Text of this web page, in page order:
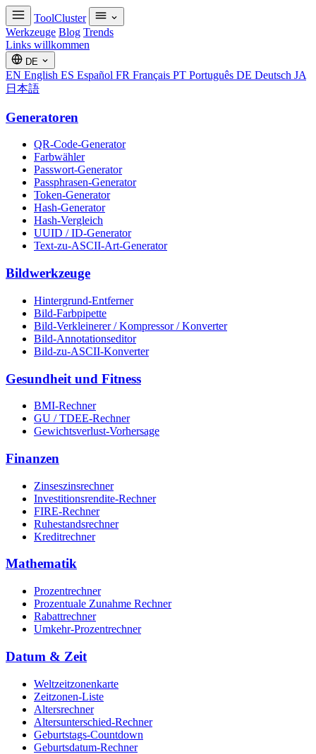
ToolCluster
Werkzeuge Blog Trends
Links willkommen
DE
EN English ES Español FR Français PT Português DE Deutsch JA
日本語
Generatoren
QR-Code-Generator
Farbwähler
Passwort-Generator
Passphrasen-Generator
Token-Generator
Hash-Generator
Hash-Vergleich
UUID / ID-Generator
Text-zu-ASCII-Art-Generator
Bildwerkzeuge
Hintergrund-Entferner
Bild-Farbpipette
Bild-Verkleinerer / Kompressor / Konverter
Bild-Annotationseditor
Bild-zu-ASCII-Konverter
Gesundheit und Fitness
BMI-Rechner
GU / TDEE-Rechner
Gewichtsverlust-Vorhersage
Finanzen
Zinseszinsrechner
Investitionsrendite-Rechner
FIRE-Rechner
Ruhestandsrechner
Kreditrechner
Mathematik
Prozentrechner
Prozentuale Zunahme Rechner
Rabattrechner
Umkehr-Prozentrechner
Datum & Zeit
Weltzeitzonenkarte
Zeitzonen-Liste
Altersrechner
Altersunterschied-Rechner
Geburtstags-Countdown
Geburtsdatum-Rechner